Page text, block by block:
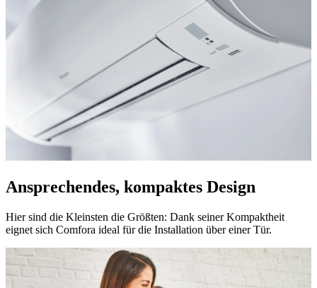
Ansprechendes, kompaktes Design
Hier sind die Kleinsten die Größten: Dank seiner Kompaktheit
eignet sich Comfora ideal für die Installation über einer Tür.